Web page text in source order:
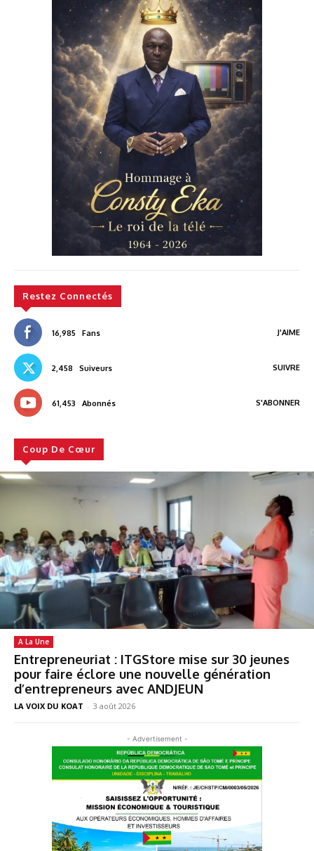
Restez Connectés
16,985 Fans J'AIME
2,458 Suiveurs SUIVRE
61,453 Abonnés S'ABONNER
Coup De Cœur
A La Une
Entrepreneuriat : ITGStore mise sur 30 jeunes
pour faire éclore une nouvelle génération
d’entrepreneurs avec ANDJEUN
LA VOIX DU KOAT - 3 août 2026
- Advertisement -